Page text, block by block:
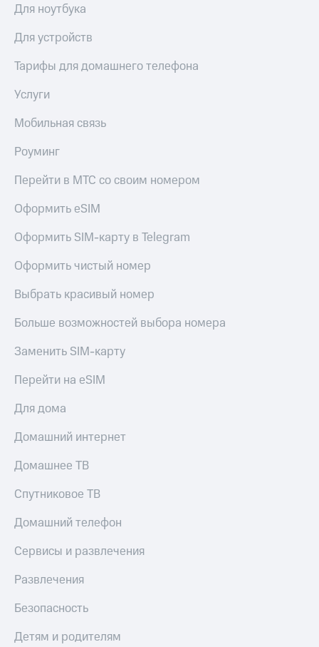
с
на карту
МТС Pay
коду
за границей
магазин
Смартфоны
и
часы
трекеры
Умный
Планшеты
Акции
и
скидки
Все
Для ноутбука
Для устройств
Тарифы для домашнего телефона
Услуги
Мобильная связь
Роуминг
Перейти в МТС со своим номером
Оформить eSIM
Оформить SIM-карту в Telegram
Оформить чистый номер
Выбрать красивый номер
Больше возможностей выбора номера
Заменить SIM-карту
Перейти на eSIM
Для дома
Домашний интернет
Домашнее ТВ
Спутниковое ТВ
Домашний телефон
Сервисы и развлечения
Развлечения
Безопасность
Детям и родителям